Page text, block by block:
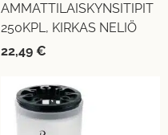
AMMATTILAISKYNSITIPIT
250KPL, KIRKAS NELIÖ
22,49 €